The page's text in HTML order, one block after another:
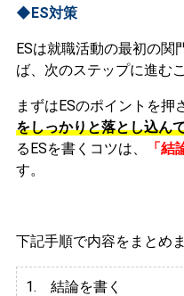
◆ES対策
ESは就職活動の最初の関
ば、次のステップに進む
まずはESのポイントを押
をしっかりと落とし込ん
るESを書くコツは、
「
す。
下記手順で内容をまとめま
1. 結論を書く